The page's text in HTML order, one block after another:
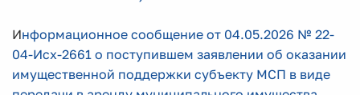
Информационное сообщение от 04.05.2026 № 22-
04-Исх-2661 о поступившем заявлении об оказании
имущественной поддержки субъекту МСП в виде